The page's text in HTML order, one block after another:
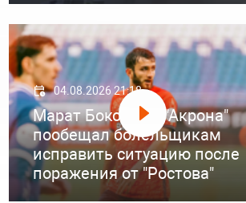
04.08.2026 21:18
Марат Бокоев из "Акрона"
пообещал болельщикам
исправить ситуацию после
поражения от "Ростова"